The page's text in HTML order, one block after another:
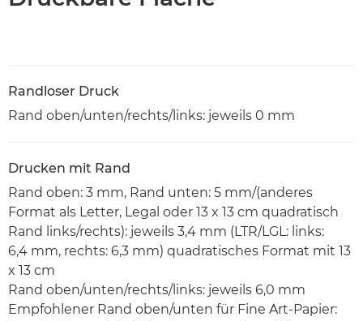
Randloser Druck
Rand oben/unten/rechts/links: jeweils 0 mm
Drucken mit Rand
Rand oben: 3 mm, Rand unten: 5 mm/(anderes
Format als Letter, Legal oder 13 x 13 cm quadratisch
Rand links/rechts): jeweils 3,4 mm (LTR/LGL: links:
6,4 mm, rechts: 6,3 mm) quadratisches Format mit 13
x 13 cm
Rand oben/unten/rechts/links: jeweils 6,0 mm
Empfohlener Rand oben/unten für Fine Art-Papier: